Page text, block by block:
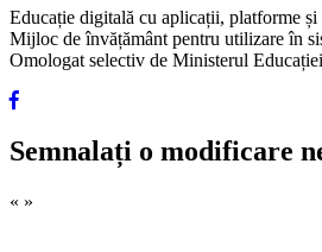
Educație digitală cu aplicații, platforme
Mijloc de învățământ pentru utilizare în
Omologat selectiv de Ministerul Educației
Semnalați o modificare
« »